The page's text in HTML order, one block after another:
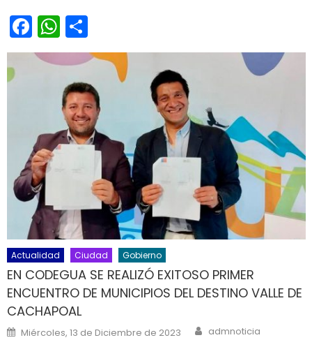
Facebook
WhatsApp
Actualidad Ciudad Gobierno
EN CODEGUA SE REALIZÓ EXITOSO PRIMER
ENCUENTRO DE MUNICIPIOS DEL DESTINO VALLE DE
CACHAPOAL
Posted on
Miércoles, 13 de Diciembre de 2023 Author
admnoticia